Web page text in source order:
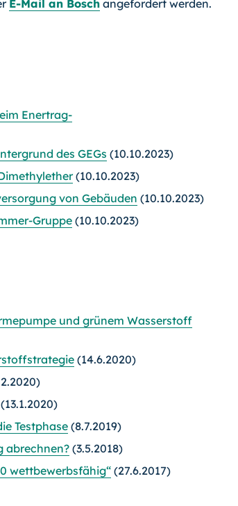
E-Mail an Bosch angefordert werden.
Enertrag-
des GEGs (10.10.2023)
(10.10.2023)
von Gebäuden (10.10.2023)
Gruppe (10.10.2023)
und grünem Wasserstoff
(14.6.2020)
(13.1.2020)
Testphase (8.7.2019)
abrechnen? (3.5.2018)
wettbewerbsfähig“(27.6.2017)